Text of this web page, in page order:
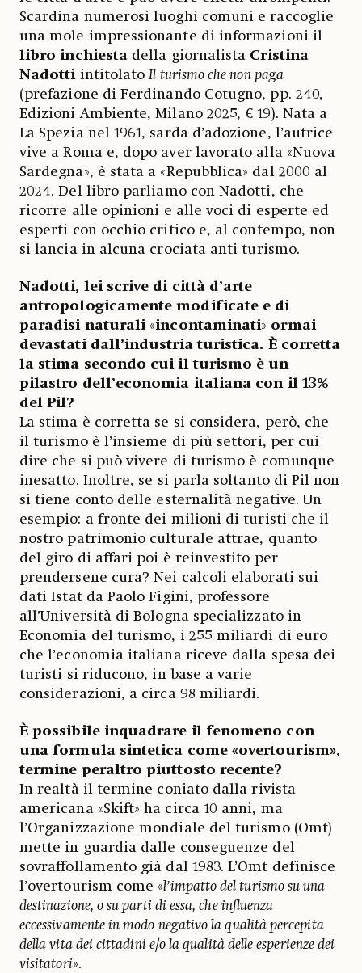
Scardina numerosi luoghi comuni e raccoglie
una mole impressionante di informazioni il
libro inchiesta della giornalista Cristina
Nadotti intitolato Il turismo che non paga
(prefazione di Ferdinando Cotugno, pp. 240,
Edizioni Ambiente, Milano 2025, € 19). Nata a
La Spezia nel 1961, sarda d’adozione, l’autrice
vive a Roma e, dopo aver lavorato alla «Nuova
Sardegna», è stata a «Repubblica» dal 2000 al
2024. Del libro parliamo con Nadotti, che
ricorre alle opinioni e alle voci di esperte ed
esperti con occhio critico e, al contempo, non
si lancia in alcuna crociata anti turismo.
Nadotti, lei scrive di città d’arte
antropologicamente modificate e di
paradisi naturali «incontaminati» ormai
devastati dall’industria turistica. È corretta
la stima secondo cui il turismo è un
pilastro dell’economia italiana con il 13%
del Pil?
La stima è corretta se si considera, però, che
il turismo è l’insieme di più settori, per cui
dire che si può vivere di turismo è comunque
inesatto. Inoltre, se si parla soltanto di Pil non
si tiene conto delle esternalità negative. Un
esempio: a fronte dei milioni di turisti che il
nostro patrimonio culturale attrae, quanto
del giro di affari poi è reinvestito per
prendersene cura? Nei calcoli elaborati sui
dati Istat da Paolo Figini, professore
all’Università di Bologna specializzato in
Economia del turismo, i 255 miliardi di euro
che l’economia italiana riceve dalla spesa dei
turisti si riducono, in base a varie
considerazioni, a circa 98 miliardi.
È possibile inquadrare il fenomeno con
una formula sintetica come «overtourism»,
termine peraltro piuttosto recente?
In realtà il termine coniato dalla rivista
americana «Skift» ha circa 10 anni, ma
l’Organizzazione mondiale del turismo (Omt)
mette in guardia dalle conseguenze del
sovraffollamento già dal 1983. L’Omt definisce
l’overtourism come «l’impatto del turismo su una
destinazione, o su parti di essa, che influenza
eccessivamente in modo negativo la qualità percepita
della vita dei cittadini e/o la qualità delle esperienze dei
visitatori».